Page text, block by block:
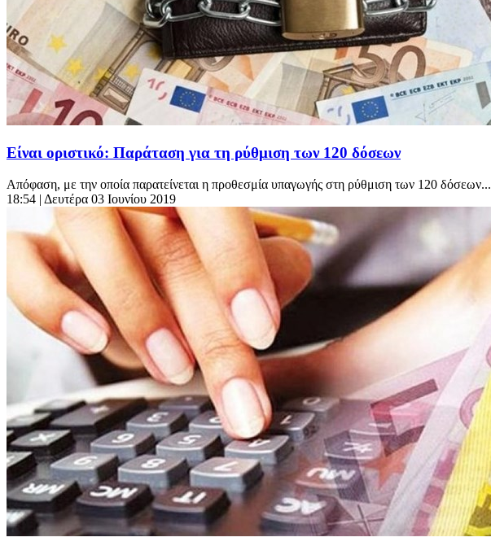
Είναι οριστικό: Παράταση για τη ρύθμιση των 120 δόσεων
Απόφαση, με την οποία παρατείνεται η προθεσμία υπαγωγής στη ρύθμιση των 120 δόσεων...
18:54 | Δευτέρα 03 Ιουνίου 2019